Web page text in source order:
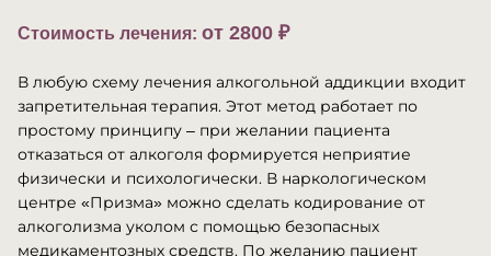
Стоимость лечения: от 2800 ₽
В любую схему лечения алкогольной аддикции входит
запретительная терапия. Этот метод работает по
простому принципу – при желании пациента
отказаться от алкоголя формируется неприятие
физически и психологически. В наркологическом
центре «Призма» можно сделать кодирование от
алкоголизма уколом с помощью безопасных
медикаментозных средств. По желанию пациент